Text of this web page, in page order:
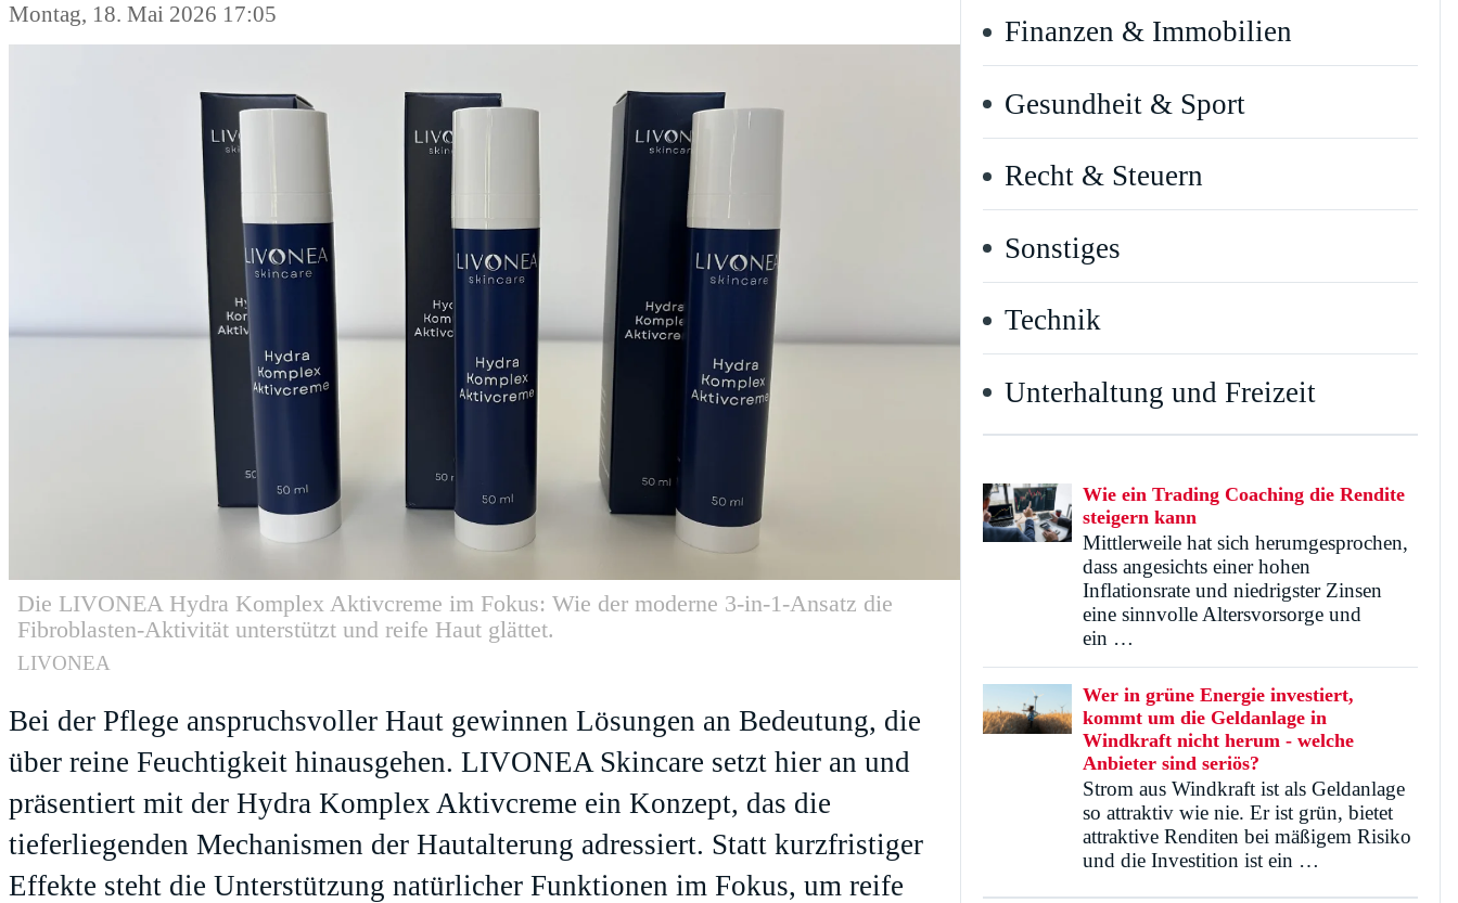
Die LIVONEA Hydra Komplex Aktivcreme im Fokus: Wie der moderne 3-in-1-Ansatz die
Fibroblasten-Aktivität unterstützt und reife Haut glättet.
LIVONEA
Montag, 18. Mai 2026 17:05
Bei der Pflege anspruchsvoller Haut gewinnen Lösungen an Bedeutung, die
über reine Feuchtigkeit hinausgehen. LIVONEA Skincare setzt hier an und
präsentiert mit der Hydra Komplex Aktivcreme ein Konzept, das die
tieferliegenden Mechanismen der Hautalterung adressiert. Statt kurzfristiger
Effekte steht die Unterstützung natürlicher Funktionen im Fokus, um reife
Finanzen & Immobilien
Gesundheit & Sport
Recht & Steuern
Sonstiges
Technik
Unterhaltung und Freizeit
Wie ein Trading Coaching die Rendite
steigern kann
Mittlerweile hat sich herumgesprochen,
dass angesichts einer hohen
Inflationsrate und niedrigster Zinsen
eine sinnvolle Altersvorsorge und
ein …
Wer in grüne Energie investiert,
kommt um die Geldanlage in
Windkraft nicht herum - welche
Anbieter sind seriös?
Strom aus Windkraft ist als Geldanlage
so attraktiv wie nie. Er ist grün, bietet
attraktive Renditen bei mäßigem Risiko
und die Investition ist ein …